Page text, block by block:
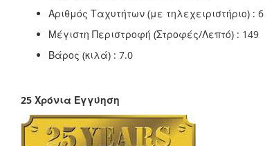
Αριθμός Ταχυτήτων (με τηλεχειριστήριο) : 6
Μέγιστη Περιστροφή (Στροφές/Λεπτό) : 149
Βάρος (κιλά) : 7.0
25 Χρόνια Εγγύηση